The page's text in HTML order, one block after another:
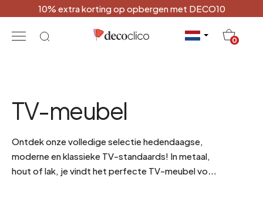
10% extra korting op opbergen met DECO10
0
TV-meubel
Ontdek onze volledige selectie hedendaagse,
moderne en klassieke TV-standaards! In metaal,
hout of lak, je vindt het perfecte TV-meubel voor